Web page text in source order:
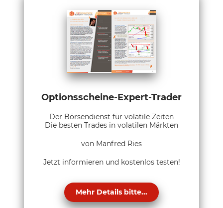
Optionsscheine-Expert-Trader
Der Börsendienst für volatile Zeiten
Die besten Trades in volatilen Märkten
von Manfred Ries
Jetzt informieren und kostenlos testen!
Mehr Details bitte...